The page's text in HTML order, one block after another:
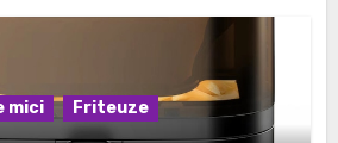
mici Friteuze